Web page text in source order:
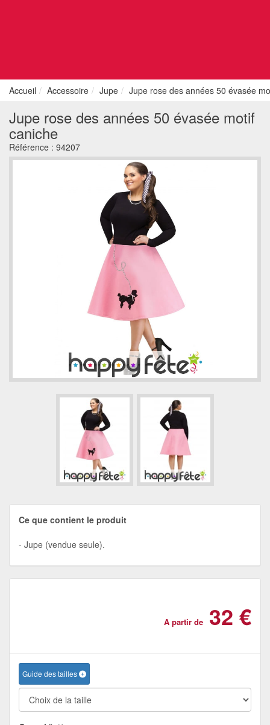
Accueil Accessoire Jupe Jupe rose des années 50 évasée
Jupe rose des années 50 évasée motif
caniche
Référence : 94207
Ce que contient le produit
Jupe (vendue seule).
A partir de 32 €
Guide des tailles